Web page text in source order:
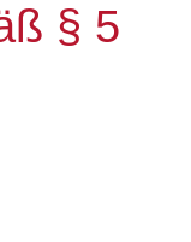
§ 5